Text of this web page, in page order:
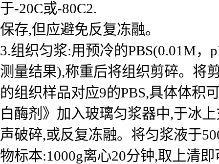
于-20C或-80C2.
保存,但应避免反复冻融。
3.组织匀浆:用预冷的PBS(0.01M
测量结果),称重后将组织剪碎。将
的组织样品对应9的PBS,具体体积
白酶剂》加入玻璃匀浆器中,于冰
声破碎,或反复冻融。将匀浆液于
物标本:1000g离心20分钟,取上清